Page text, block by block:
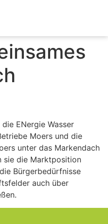
ENergie Wasser
Moers und die
unter das Markendach
sie die Marktposition
Bürgerbedürfnisse
auch über